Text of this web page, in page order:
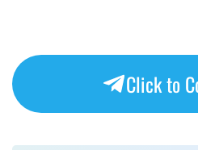
Click to